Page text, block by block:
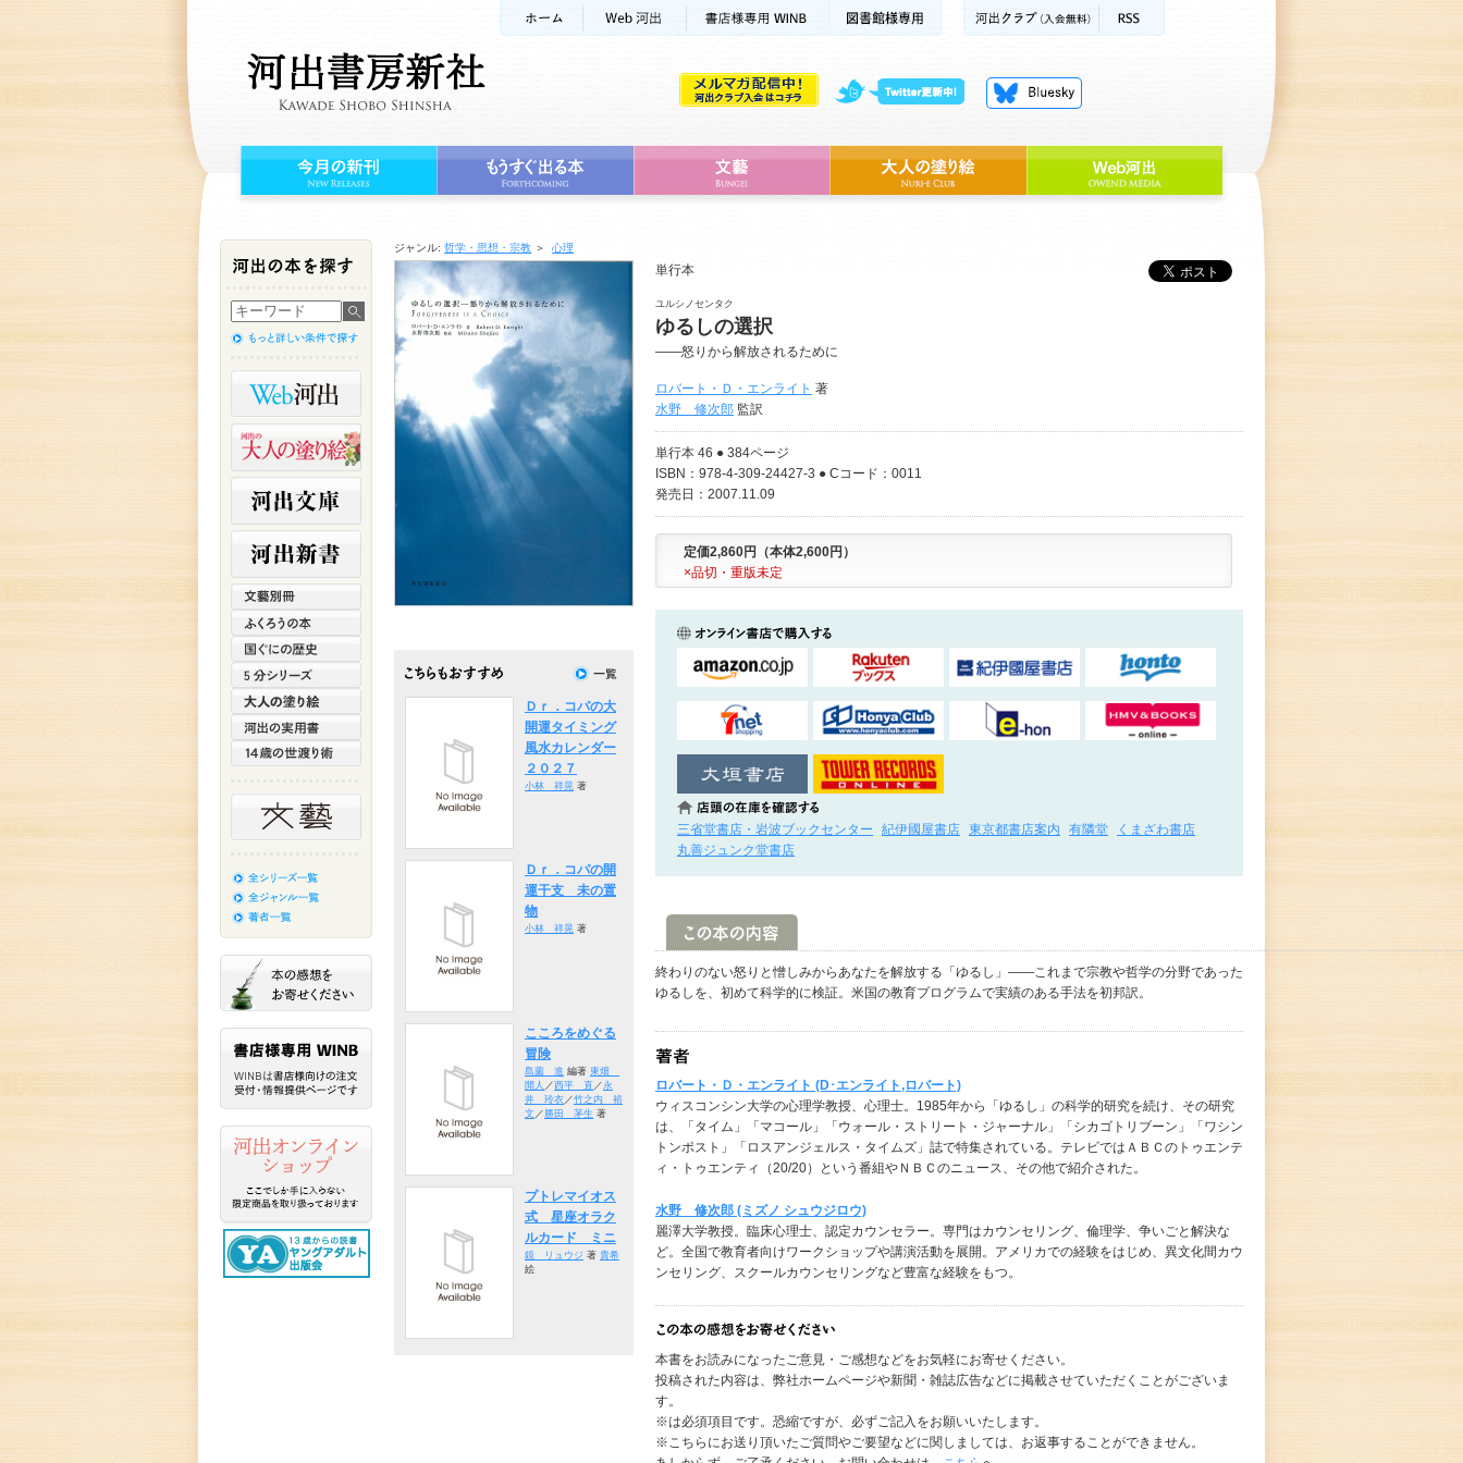
ジャンル: 哲学・思想・宗教 ＞ 心理
単行本
ユルシノセンタク
ゆるしの選択
――怒りから解放されるために
ロバート・Ｄ・エンライト 著
水野 修次郎 監訳
単行本 46 ● 384ページ
ISBN：978-4-309-24427-3 ● Cコード：0011
発売日：2007.11.09
定価2,860円（本体2,600円）
×品切・重版未定
三省堂書店・岩波ブックセンター 紀伊國屋書店 東京都書店案内 有隣堂
くまざわ書店
丸善ジュンク堂書店
終わりのない怒りと憎しみからあなたを解放する「ゆるし」――これまで宗教や哲学の分野であった
ゆるしを、初めて科学的に検証。米国の教育プログラムで実績のある手法を初邦訳。
ロバート・Ｄ・エンライト (D･エンライト,ロバート)
ウィスコンシン大学の心理学教授、心理士。1985年から「ゆるし」の科学的研究を続け、その研究
は、「タイム」「マコール」「ウォール・ストリート・ジャーナル」「シカゴトリブーン」「ワシン
トンポスト」「ロスアンジェルス・タイムズ」誌で特集されている。テレビではＡＢＣのトゥエンテ
ィ・トゥエンティ（20/20）という番組やＮＢＣのニュース、その他で紹介された。
水野 修次郎 (ミズノ シュウジロウ)
麗澤大学教授。臨床心理士、認定カウンセラー。専門はカウンセリング、倫理学、争いごと解決な
ど。全国で教育者向けワークショップや講演活動を展開。アメリカでの経験をはじめ、異文化間カウ
ンセリング、スクールカウンセリングなど豊富な経験をもつ。
本書をお読みになったご意見・ご感想などをお気軽にお寄せください。
投稿された内容は、弊社ホームページや新聞・雑誌広告などに掲載させていただくことがございま
す。
※は必須項目です。恐縮ですが、必ずご記入をお願いいたします。
※こちらにお送り頂いたご質問やご要望などに関しましては、お返事することができません。
Ｄｒ．コパの大
開運タイミング
風水カレンダー
２０２７
小林 祥晃 著
Ｄｒ．コパの開
運干支 未の置
物
小林 祥晃 著
こころをめぐる
冒険
島薗 進 編著 東畑
開人 ／西平 直 ／永
井 玲衣 ／竹之内 裕
文 ／ 勝田 茅生 著
プトレマイオス
式 星座オラク
ルカード ミニ
鏡 リュウジ 著 貴希
絵